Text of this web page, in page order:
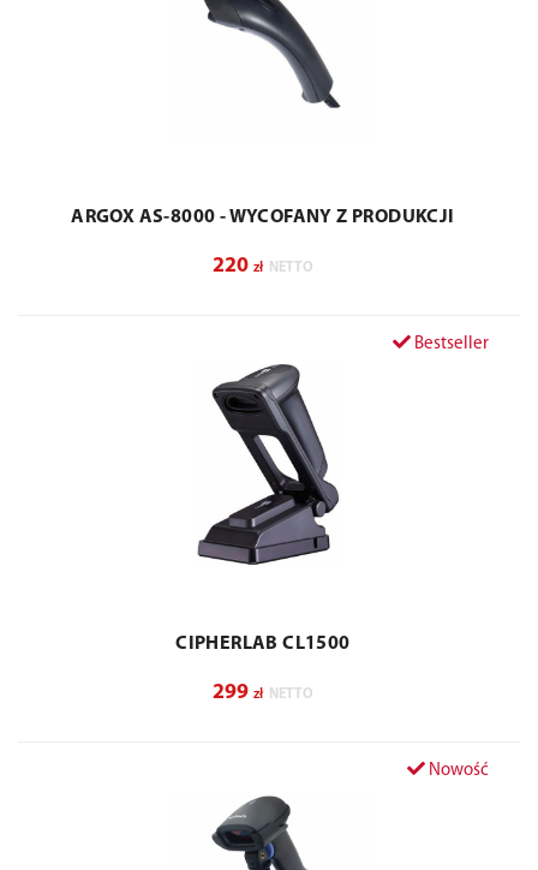
ARGOX AS-8000 - WYCOFANY Z PRODUKCJI
220 zł NETTO
Bestseller
CIPHERLAB CL1500
299 zł NETTO
Nowość